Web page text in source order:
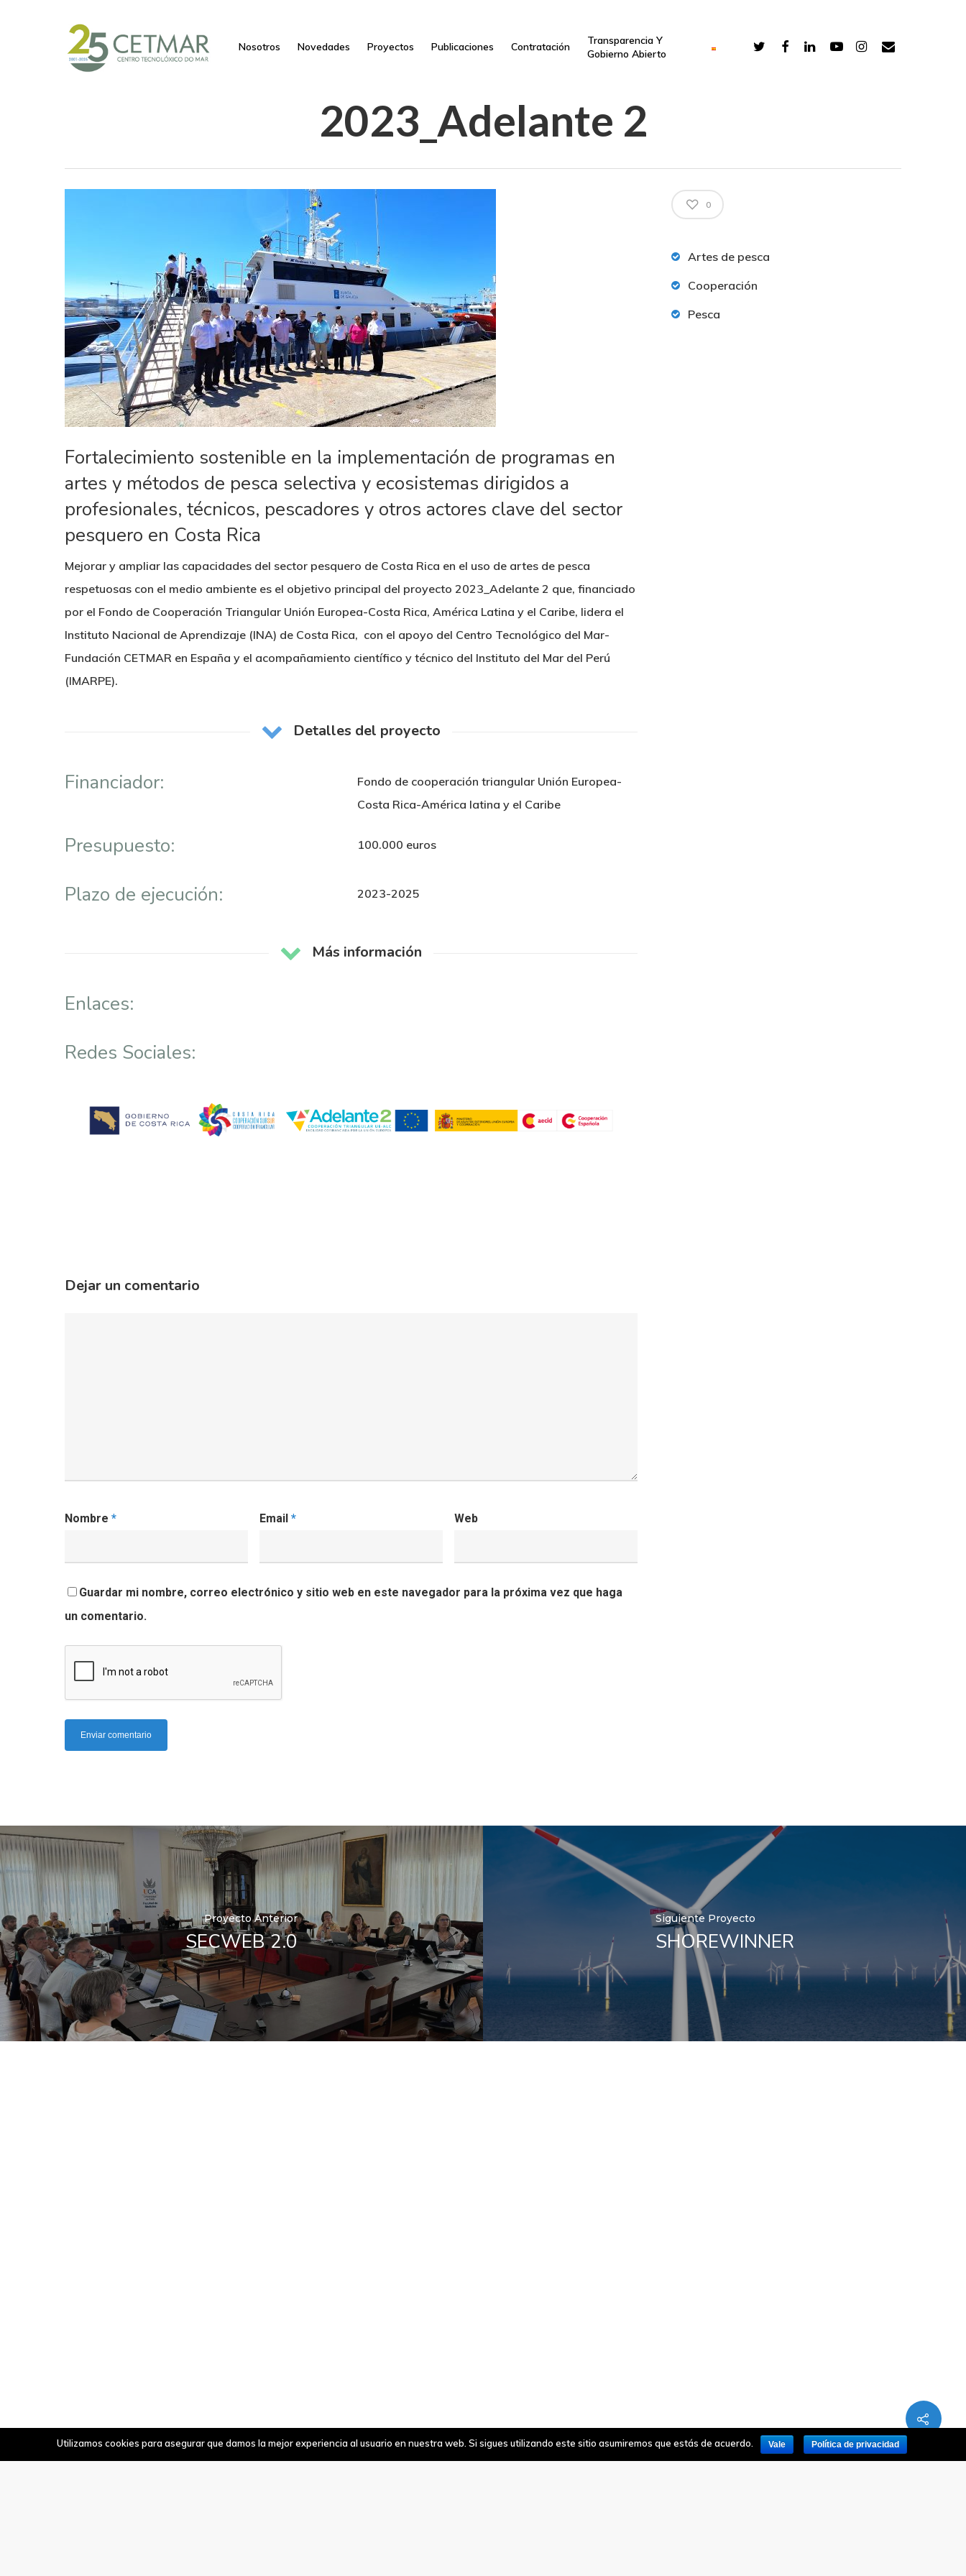
Hit enter to search or ESC to close
Nosotros Novedades Proyectos Publicaciones Contratación
Transparencia Y
Gobierno Abierto
2023_Adelante 2
Fortalecimiento sostenible en la implementación de programas en
artes y métodos de pesca selectiva y ecosistemas dirigidos a
profesionales, técnicos, pescadores y otros actores clave del sector
pesquero en Costa Rica
Mejorar y ampliar las capacidades del sector pesquero de Costa Rica en el uso de artes de pesca
respetuosas con el medio ambiente es el objetivo principal del proyecto 2023_Adelante 2 que, financiado
por el Fondo de Cooperación Triangular Unión Europea-Costa Rica, América Latina y el Caribe, lidera el
Instituto Nacional de Aprendizaje (INA) de Costa Rica, con el apoyo del Centro Tecnológico del Mar-
Fundación CETMAR en España y el acompañamiento científico y técnico del Instituto del Mar del Perú
(IMARPE).
Detalles del proyecto
Financiador:
Fondo de cooperación triangular Unión Europea-
Costa Rica-América latina y el Caribe
Presupuesto: 100.000 euros
Plazo de ejecución: 2023-2025
Más información
Enlaces:
Redes Sociales:
Dejar un comentario
Nombre * Email* Web
Guardar mi nombre, correo electrónico y sitio web en este navegador para la próxima vez que haga
un comentario.
0
Artes de pesca
Cooperación
Pesca
Proyecto Anterior
SECWEB 2.0
Siguiente Proyecto
SHOREWINNER
Utilizamos cookies para asegurar que damos la mejor experiencia al usuario en nuestra web. Si sigues utilizando este sitio asumiremos que estás de acuerdo. Vale Política de privacidad